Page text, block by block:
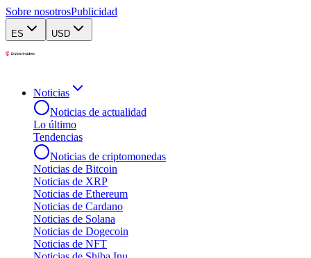
Sobre nosotrosPublicidad
ES USD
Noticias
Noticias de actualidad
Lo último
Tendencias
Noticias de criptomonedas
Noticias de Bitcoin
Noticias de XRP
Noticias de Ethereum
Noticias de Cardano
Noticias de Solana
Noticias de Dogecoin
Noticias de NFT